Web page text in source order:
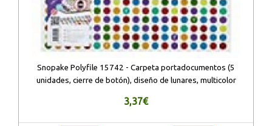
Snopake Polyfile 15742 - Carpeta portadocumentos (5
unidades, cierre de botón), diseño de lunares, multicolor
3,37€